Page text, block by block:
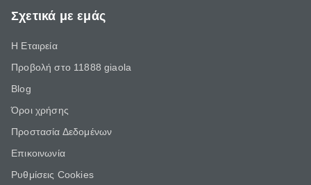
Σχετικά με εμάς
Η Εταιρεία
Προβολή στο 11888 giaola
Blog
Όροι χρήσης
Προστασία Δεδομένων
Επικοινωνία
Ρυθμίσεις Cookies